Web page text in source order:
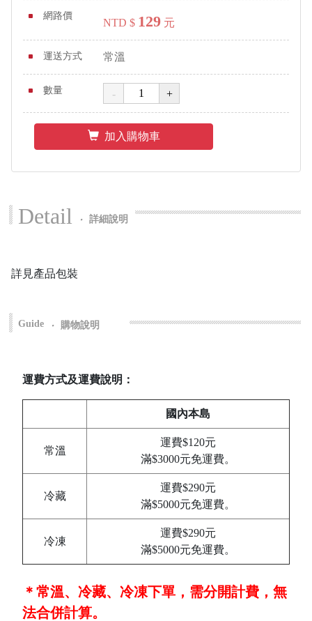
網路價
NTD $ 129 元
運送方式 常溫
數量
加入購物車
Detail ‧ 詳細說明
詳見產品包裝
Guide ‧ 購物說明
運費方式及運費說明：
國內本島
常溫
運費$120元
滿$3000元免運費。
冷藏
運費$290元
滿$5000元免運費。
冷凍
運費$290元
滿$5000元免運費。
＊常溫、冷藏、冷凍下單，需分開計費，無
法合併計算。